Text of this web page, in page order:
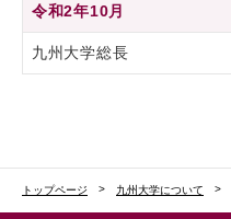
令和2年10月
九州大学総長
トップページ 九州大学について